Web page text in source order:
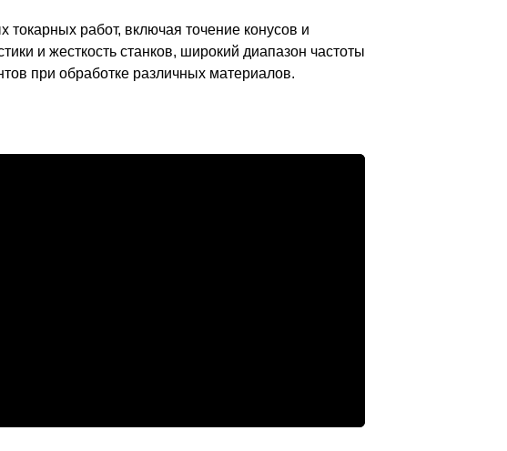
работ, включая точение конусов и
и жесткость станков, широкий диапазон частоты
при обработке различных материалов.